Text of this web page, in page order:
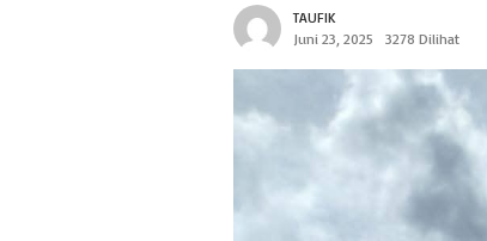
TAUFIK
Juni 23, 2025
3278 Dilihat